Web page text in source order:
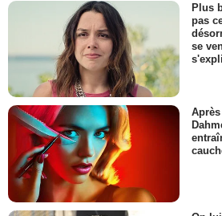
Plus
pas
se